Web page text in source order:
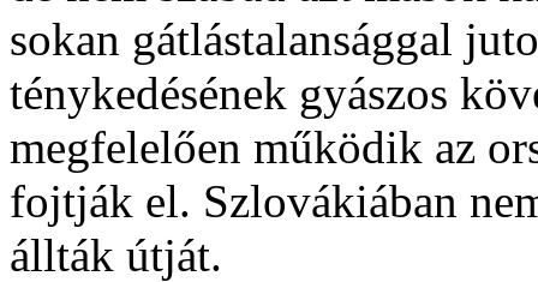
sokan gátlástalansággal
ténykedésének gyászos
megfelelően működik az
fojtják el. Szlovákiában
állták útját.